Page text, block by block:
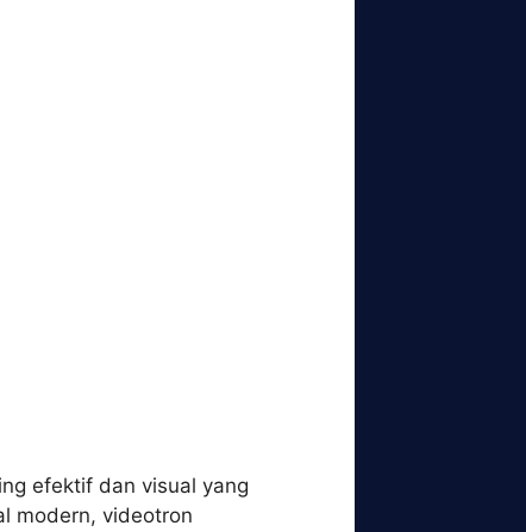
efektif dan visual yang
modern, videotron